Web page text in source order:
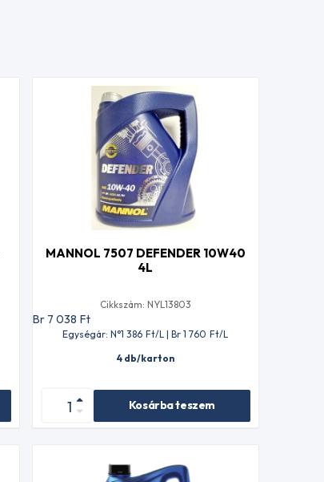
MANNOL 7507 DEFENDER 10W40
4L
Cikkszám: NYL13803
Br 7 038 Ft
Egységár: N°1 386 Ft/L | Br 1 760 Ft/L
4 db/karton
Kosárba teszem